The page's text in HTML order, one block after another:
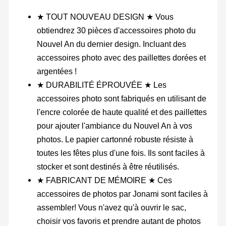
★ TOUT NOUVEAU DESIGN ★ Vous
obtiendrez 30 pièces d'accessoires photo du
Nouvel An du dernier design. Incluant des
accessoires photo avec des paillettes dorées et
argentées !
★ DURABILITÉ ÉPROUVÉE ★ Les
accessoires photo sont fabriqués en utilisant de
l'encre colorée de haute qualité et des paillettes
pour ajouter l'ambiance du Nouvel An à vos
photos. Le papier cartonné robuste résiste à
toutes les fêtes plus d'une fois. Ils sont faciles à
stocker et sont destinés à être réutilisés.
★ FABRICANT DE MÉMOIRE ★ Ces
accessoires de photos par Jonami sont faciles à
assembler! Vous n'avez qu'à ouvrir le sac,
choisir vos favoris et prendre autant de photos